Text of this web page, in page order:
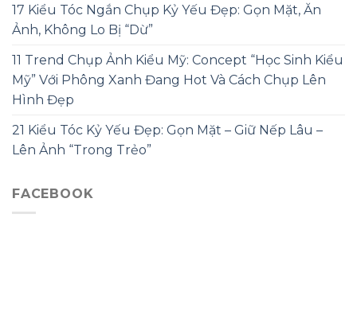
17 Kiểu Tóc Ngắn Chụp Kỷ Yếu Đẹp: Gọn Mặt, Ăn
Ảnh, Không Lo Bị “Dừ”
11 Trend Chụp Ảnh Kiểu Mỹ: Concept “Học Sinh Kiểu
Mỹ” Với Phông Xanh Đang Hot Và Cách Chụp Lên
Hình Đẹp
21 Kiểu Tóc Kỷ Yếu Đẹp: Gọn Mặt – Giữ Nếp Lâu –
Lên Ảnh “Trong Trẻo”
FACEBOOK